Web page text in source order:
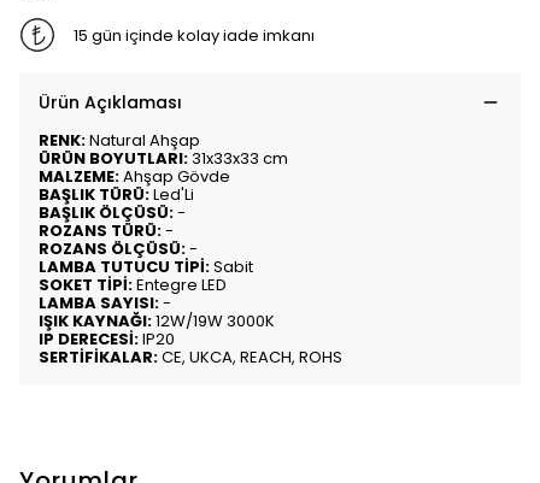
15 gün içinde kolay iade imkanı
Ürün Açıklaması
RENK:Natural Ahşap
ÜRÜN BOYUTLARI:31x33x33 cm
MALZEME:Ahşap Gövde
BAŞLIK TÜRÜ:Led'Li
BAŞLIK ÖLÇÜSÜ:-
ROZANS TÜRÜ:-
ROZANS ÖLÇÜSÜ:-
LAMBA TUTUCU TİPİ:Sabit
SOKET TİPİ:Entegre LED
LAMBA SAYISI:-
IŞIK KAYNAĞI:12W/19W 3000K
IP DERECESİ:IP20
SERTİFİKALAR:CE, UKCA, REACH, ROHS